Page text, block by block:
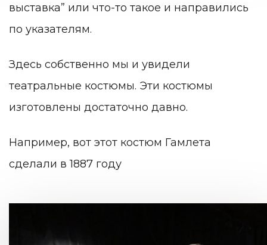
выставка” или что-то такое и направились
по указателям.
Здесь собственно мы и увидели
театральные костюмы. Эти костюмы
изготовлены достаточно давно.
Например, вот этот костюм Гамлета
сделали в 1887 году